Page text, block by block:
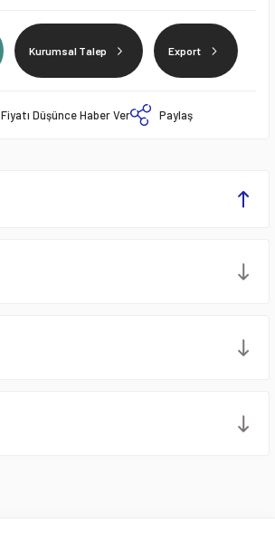
Kurumsal Talep Export
Fiyatı Düşünce Haber Ver Paylaş